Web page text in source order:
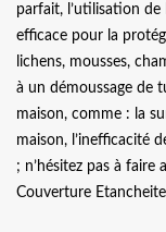
parfait, l’utilisation de
efficace pour la
lichens, mousses,
à un démoussage de
maison, comme : la
maison, l’inefficacité
; n’hésitez pas à
Couverture